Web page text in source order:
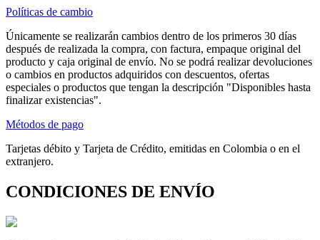
Políticas de cambio
Únicamente se realizarán cambios dentro de los primeros 30 días
después de realizada la compra, con factura, empaque original del
producto y caja original de envío. No se podrá realizar devoluciones
o cambios en productos adquiridos con descuentos, ofertas
especiales o productos que tengan la descripción "Disponibles hasta
finalizar existencias".
Métodos de pago
Tarjetas débito y Tarjeta de Crédito, emitidas en Colombia o en el
extranjero.
CONDICIONES DE ENVÍO